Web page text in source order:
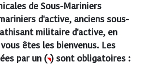
de Sous-Mariniers
d'active, anciens sous-
militaire d'active, en
êtes les bienvenus. Les
par un ( ) sont obligatoires :